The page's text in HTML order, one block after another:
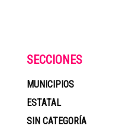
SECCIONES
MUNICIPIOS
ESTATAL
SIN CATEGORÍA